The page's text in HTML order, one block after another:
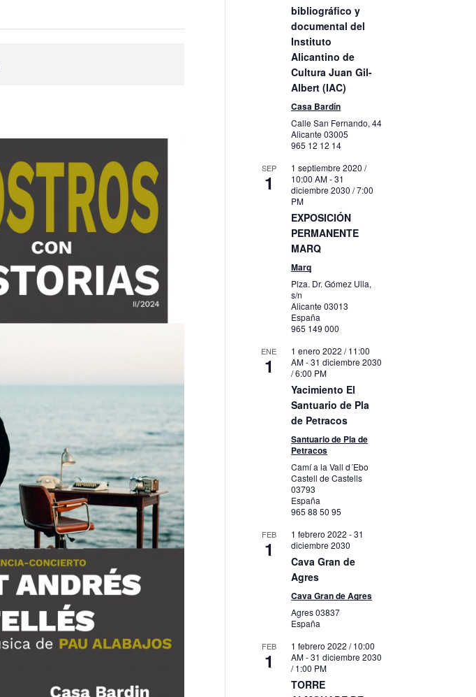
bibliográfico y
documental del
Instituto
Alicantino de
Cultura Juan Gil-
Albert (IAC)
Casa Bardín
Calle San Fernando, 44
Alicante03005
965 12 12 14
SEP
1
1 septiembre 2020 /
10:00 AM-31
diciembre 2030 / 7:00
PM
EXPOSICIÓN
PERMANENTE
MARQ
Marq
Plza. Dr. Gómez Ulla,
s/n
Alicante03013
España
965 149 000
ENE
1
1 enero 2022 / 11:00
AM-31 diciembre 2030
/ 6:00 PM
Yacimiento El
Santuario de Pla
de Petracos
Santuario de Pla de
Petracos
Camí a la Vall d´Ebo
Castell de Castells
03793
España
965 88 50 95
FEB
1
1 febrero 2022 -31
diciembre 2030
Cava Gran de
Agres
Cava Gran de Agres
Agres03837
España
FEB
1
1 febrero 2022 / 10:00
AM-31 diciembre 2030
/ 1:00 PM
TORRE